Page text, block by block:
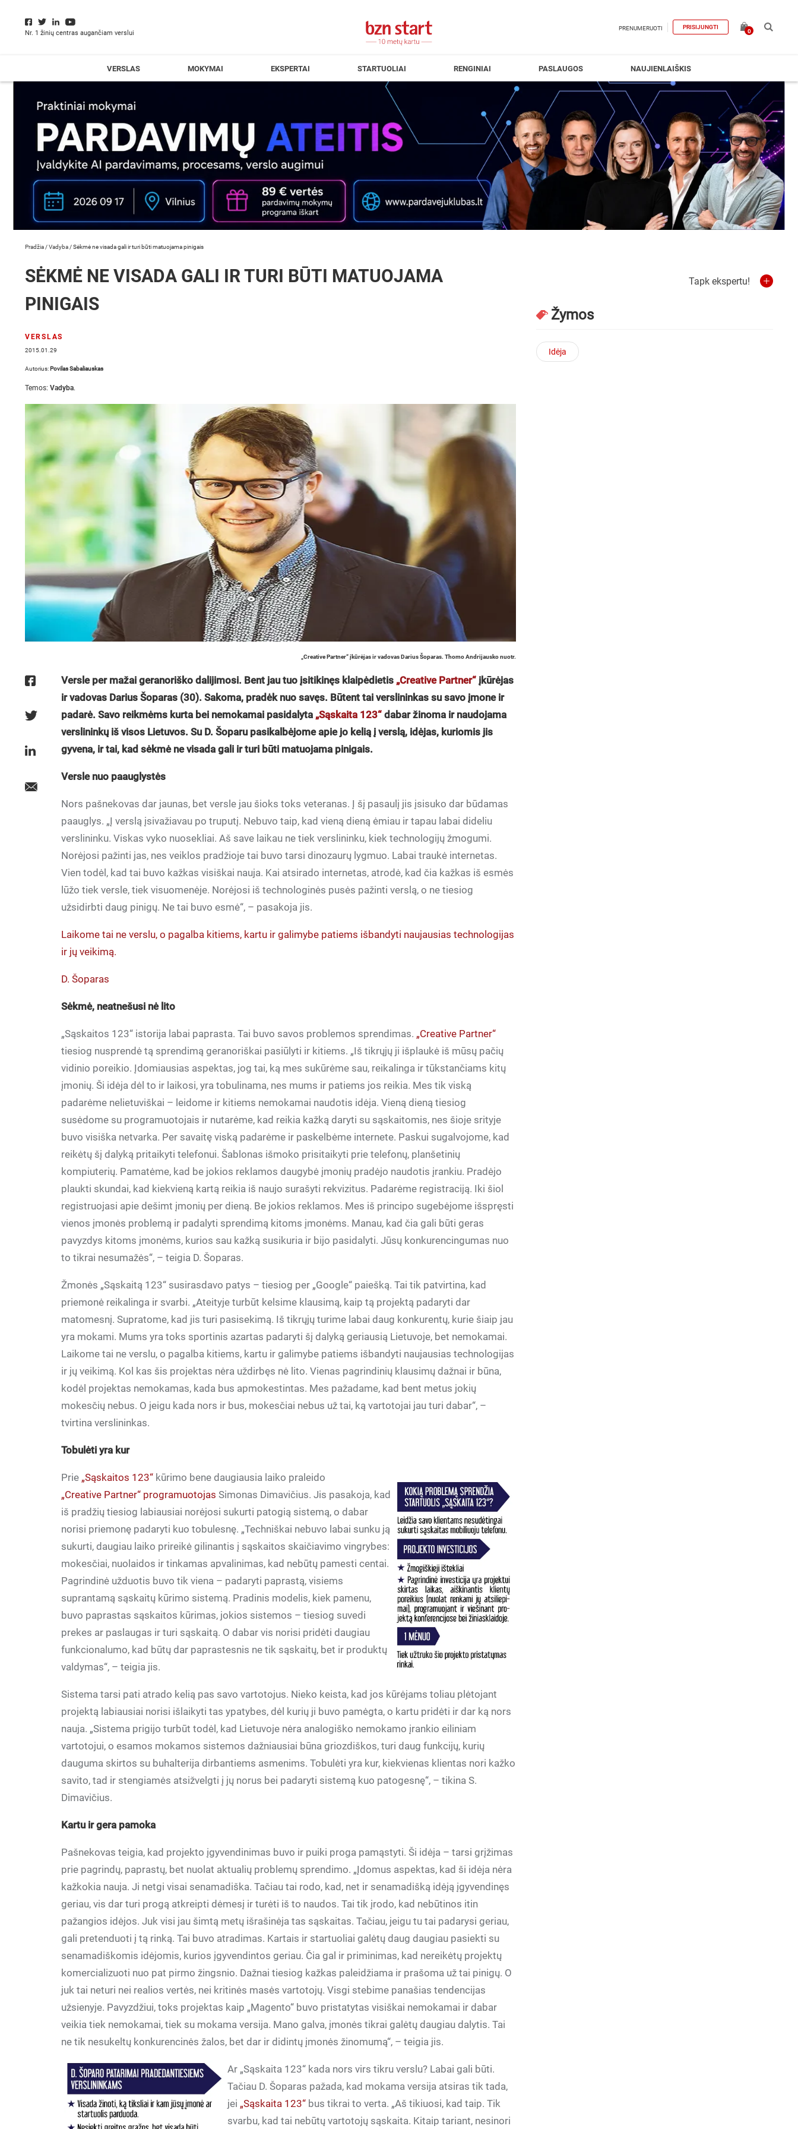
Nr. 1 žinių centras augančiam verslui
PRENUMERUOTI PRISIJUNGTI
0
VERSLAS MOKYMAI EKSPERTAI STARTUOLIAI RENGINIAI PASLAUGOS NAUJIENLAIŠKIS
Pradžia /Vadyba /Sėkmė ne visada gali ir turi būti matuojama pinigais
SĖKMĖ NE VISADA GALI IR TURI BŪTI MATUOJAMA
PINIGAIS
VERSLAS
2015.01.29
Autorius: Povilas Sabaliauskas
Temos: Vadyba.
„Creative Partner“ įkūrėjas ir vadovas Darius Šoparas. Thomo Andrijausko nuotr.
Versle per mažai geranoriško dalijimosi. Bent jau tuo įsitikinęs klaipėdietis „Creative Partner“ įkūrėjas
ir vadovas Darius Šoparas (30). Sakoma, pradėk nuo savęs. Būtent tai verslininkas su savo įmone ir
padarė. Savo reikmėms kurta bei nemokamai pasidalyta „Sąskaita 123“ dabar žinoma ir naudojama
verslininkų iš visos Lietuvos. Su D. Šoparu pasikalbėjome apie jo kelią į verslą, idėjas, kuriomis jis
gyvena, ir tai, kad sėkmė ne visada gali ir turi būti matuojama pinigais.
Versle nuo paauglystės
Nors pašnekovas dar jaunas, bet versle jau šioks toks veteranas. Į šį pasaulį jis įsisuko dar būdamas
paauglys. „Į verslą įsivažiavau po truputį. Nebuvo taip, kad vieną dieną ėmiau ir tapau labai dideliu
verslininku. Viskas vyko nuosekliai. Aš save laikau ne tiek verslininku, kiek technologijų žmogumi.
Norėjosi pažinti jas, nes veiklos pradžioje tai buvo tarsi dinozaurų lygmuo. Labai traukė internetas.
Vien todėl, kad tai buvo kažkas visiškai nauja. Kai atsirado internetas, atrodė, kad čia kažkas iš esmės
lūžo tiek versle, tiek visuomenėje. Norėjosi iš technologinės pusės pažinti verslą, o ne tiesiog
užsidirbti daug pinigų. Ne tai buvo esmė“, – pasakoja jis.
Laikome tai ne verslu, o pagalba kitiems, kartu ir galimybe patiems išbandyti naujausias technologijas
ir jų veikimą.
D. Šoparas
Sėkmė, neatnešusi nė lito
„Sąskaitos 123“ istorija labai paprasta. Tai buvo savos problemos sprendimas. „Creative Partner“
tiesiog nusprendė tą sprendimą geranoriškai pasiūlyti ir kitiems. „Iš tikrųjų ji išplaukė iš mūsų pačių
vidinio poreikio. Įdomiausias aspektas, jog tai, ką mes sukūrėme sau, reikalinga ir tūkstančiams kitų
įmonių. Ši idėja dėl to ir laikosi, yra tobulinama, nes mums ir patiems jos reikia. Mes tik viską
padarėme nelietuviškai – leidome ir kitiems nemokamai naudotis idėja. Vieną dieną tiesiog
susėdome su programuotojais ir nutarėme, kad reikia kažką daryti su sąskaitomis, nes šioje srityje
buvo visiška netvarka. Per savaitę viską padarėme ir paskelbėme internete. Paskui sugalvojome, kad
reikėtų šį dalyką pritaikyti telefonui. Šablonas išmoko prisitaikyti prie telefonų, planšetinių
kompiuterių. Pamatėme, kad be jokios reklamos daugybė įmonių pradėjo naudotis įrankiu. Pradėjo
plaukti skundai, kad kiekvieną kartą reikia iš naujo surašyti rekvizitus. Padarėme registraciją. Iki šiol
registruojasi apie dešimt įmonių per dieną. Be jokios reklamos. Mes iš principo sugebėjome išspręsti
vienos įmonės problemą ir padalyti sprendimą kitoms įmonėms. Manau, kad čia gali būti geras
pavyzdys kitoms įmonėms, kurios sau kažką susikuria ir bijo pasidalyti. Jūsų konkurencingumas nuo
to tikrai nesumažės“, – teigia D. Šoparas.
Žmonės „Sąskaitą 123“ susirasdavo patys – tiesiog per „Google“ paiešką. Tai tik patvirtina, kad
priemonė reikalinga ir svarbi. „Ateityje turbūt kelsime klausimą, kaip tą projektą padaryti dar
matomesnį. Supratome, kad jis turi pasisekimą. Iš tikrųjų turime labai daug konkurentų, kurie šiaip jau
yra mokami. Mums yra toks sportinis azartas padaryti šį dalyką geriausią Lietuvoje, bet nemokamai.
Laikome tai ne verslu, o pagalba kitiems, kartu ir galimybe patiems išbandyti naujausias technologijas
ir jų veikimą. Kol kas šis projektas nėra uždirbęs nė lito. Vienas pagrindinių klausimų dažnai ir būna,
kodėl projektas nemokamas, kada bus apmokestintas. Mes pažadame, kad bent metus jokių
mokesčių nebus. O jeigu kada nors ir bus, mokesčiai nebus už tai, ką vartotojai jau turi dabar“, –
tvirtina verslininkas.
Tobulėti yra kur
Prie „Sąskaitos 123“ kūrimo bene daugiausia laiko praleido
„Creative Partner“ programuotojas Simonas Dimavičius. Jis pasakoja, kad
iš pradžių tiesiog labiausiai norėjosi sukurti patogią sistemą, o dabar
norisi priemonę padaryti kuo tobulesnę. „Techniškai nebuvo labai sunku ją
sukurti, daugiau laiko prireikė gilinantis į sąskaitos skaičiavimo vingrybes:
mokesčiai, nuolaidos ir tinkamas apvalinimas, kad nebūtų pamesti centai.
Pagrindinė užduotis buvo tik viena – padaryti paprastą, visiems
suprantamą sąskaitų kūrimo sistemą. Pradinis modelis, kiek pamenu,
buvo paprastas sąskaitos kūrimas, jokios sistemos – tiesiog suvedi
prekes ar paslaugas ir turi sąskaitą. O dabar vis norisi pridėti daugiau
funkcionalumo, kad būtų dar paprastesnis ne tik sąskaitų, bet ir produktų
valdymas“, – teigia jis.
Sistema tarsi pati atrado kelią pas savo vartotojus. Nieko keista, kad jos kūrėjams toliau plėtojant
projektą labiausiai norisi išlaikyti tas ypatybes, dėl kurių ji buvo pamėgta, o kartu pridėti ir dar ką nors
nauja. „Sistema prigijo turbūt todėl, kad Lietuvoje nėra analogiško nemokamo įrankio eiliniam
vartotojui, o esamos mokamos sistemos dažniausiai būna griozdiškos, turi daug funkcijų, kurių
dauguma skirtos su buhalterija dirbantiems asmenims. Tobulėti yra kur, kiekvienas klientas nori kažko
savito, tad ir stengiamės atsižvelgti į jų norus bei padaryti sistemą kuo patogesnę“, – tikina S.
Dimavičius.
Kartu ir gera pamoka
Pašnekovas teigia, kad projekto įgyvendinimas buvo ir puiki proga pamąstyti. Ši idėja – tarsi grįžimas
prie pagrindų, paprastų, bet nuolat aktualių problemų sprendimo. „Įdomus aspektas, kad ši idėja nėra
kažkokia nauja. Ji netgi visai senamadiška. Tačiau tai rodo, kad, net ir senamadišką idėją įgyvendinęs
geriau, vis dar turi progą atkreipti dėmesį ir turėti iš to naudos. Tai tik įrodo, kad nebūtinos itin
pažangios idėjos. Juk visi jau šimtą metų išrašinėja tas sąskaitas. Tačiau, jeigu tu tai padarysi geriau,
gali pretenduoti į tą rinką. Tai buvo atradimas. Kartais ir startuoliai galėtų daug daugiau pasiekti su
senamadiškomis idėjomis, kurios įgyvendintos geriau. Čia gal ir priminimas, kad nereikėtų projektų
komercializuoti nuo pat pirmo žingsnio. Dažnai tiesiog kažkas paleidžiama ir prašoma už tai pinigų. O
juk tai neturi nei realios vertės, nei kritinės masės vartotojų. Visgi stebime panašias tendencijas
užsienyje. Pavyzdžiui, toks projektas kaip „Magento“ buvo pristatytas visiškai nemokamai ir dabar
veikia tiek nemokamai, tiek su mokama versija. Mano galva, įmonės tikrai galėtų daugiau dalytis. Tai
ne tik nesukeltų konkurencinės žalos, bet dar ir didintų įmonės žinomumą“, – teigia jis.
Ar „Sąskaita 123“ kada nors virs tikru verslu? Labai gali būti.
Tačiau D. Šoparas pažada, kad mokama versija atsiras tik tada,
jei „Sąskaita 123“ bus tikrai to verta. „Aš tikiuosi, kad taip. Tik
svarbu, kad tai nebūtų vartotojų sąskaita. Kitaip tariant, nesinori
Tapk ekspertu!
Žymos
Idėja